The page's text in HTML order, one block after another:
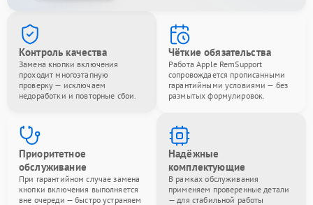
Контроль качества
Замена кнопки включения
проходит многоэтапную
проверку — исключаем
недоработки и повторные сбои.
Чёткие обязательства
Работа Apple RemSupport
сопровождается прописанными
гарантийными условиями — без
размытых формулировок.
Приоритетное
обслуживание
При гарантийном случае замена
кнопки включения выполняется
вне очереди — быстро устраняем
Надёжные
комплектующие
В рамках обслуживания
применяем проверенные детали
— для стабильной работы